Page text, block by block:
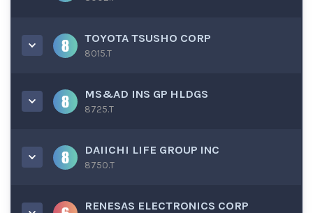
TOYOTA TSUSHO CORP
8015.T
MS&AD INS GP HLDGS
8725.T
DAIICHI LIFE GROUP INC
8750.T
RENESAS ELECTRONICS CORP